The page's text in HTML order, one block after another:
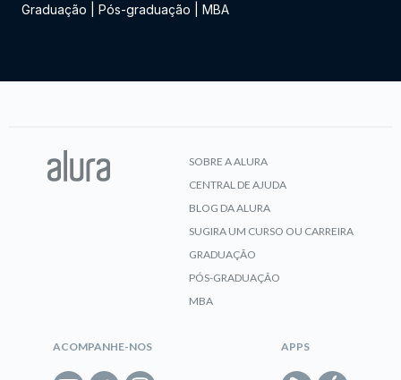
Graduação Pós-graduação MBA
SOBRE A ALURA
CENTRAL DE AJUDA
BLOG DA ALURA
SUGIRA UM CURSO OU CARREIRA
GRADUAÇÃO
PÓS-GRADUAÇÃO
MBA
ACOMPANHE-NOS APPS